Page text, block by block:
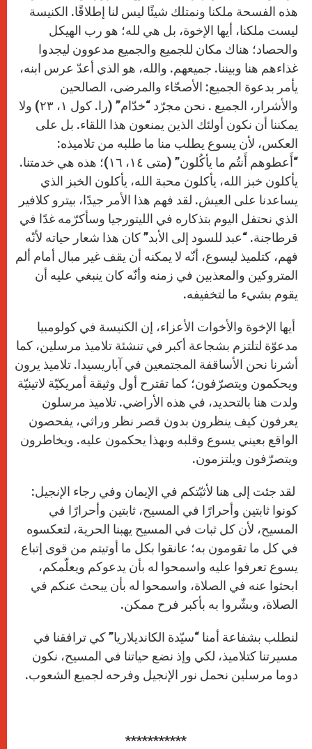
هذه الفسحة ملكنا ونمتلك شيئًا ليس لنا إطلاقًا. الكنيسة
ليست ملكنا، أيها الإخوة، بل هي لله؛ هو رب الهيكل
والحصاد؛ هناك مكان للجميع والجميع مدعوون ليجدوا
غذاءهم هنا وبيننا. جميعهم. والله، هو الذي أعدّ عرس ابنه،
يأمر بدعوة الجميع: الأصحّاء والمرضى، الصالحين
والأشرار، الجميع . نحن مجرّد “خدّام” (را. كول ۱، ۲۳) ولا
يمكننا أن نكون أولئك الذين يمنعون هذا اللقاء. بل على
العكس، لأن يسوع يطلب منا ما طلبه من تلاميذه:
“أَعطوهم أَنتُم ما يأكُلون” (متى ۱٤، ۱٦)؛ هذه هي خدمتنا.
يأكلون خبز الله، يأكلون محبة الله، يأكلون الخبز الذي
يساعدنا على العيش. لقد فهم هذا الأمر جيدًا، بيترو كلافير
الذي نحتفل اليوم بتذكاره في الليتورجيا وسأكرّمه غدًا في
قرطاجنة. “عبد للسود إلى الأبد” كان هذا شعار حياته لأنّه
فهم، كتلميذ ليسوع، أنّه لا يمكنه أن يقف غير مبال أمام ألم
المتروكين والمعذبين في زمنه وأنّه كان ينبغي عليه أن
يقوم بشيء ما لتخفيفه.
أيها الإخوة والأخوات الأعزاء، إن الكنيسة في كولومبيا
مدعوّة لتلتزم بشجاعة أكبر في تنشئة تلاميذ مرسلين، كما
أشرنا نحن الأساقفة المجتمعين في آباريسيدا. تلاميذ يرون
ويحكمون ويتصرّفون؛ كما تقترح أول وثيقة أمريكيّة لاتينيّة
ولدت هنا بالتحديد، في هذه الأراضي. تلاميذ مرسلون
يعرفون كيف ينظرون بدون قصر نظر وراثي، يفحصون
الواقع بعيني يسوع وقلبه وبهذا يحكمون عليه. ويخاطرون
ويتصرّفون ويلتزمون.
لقد جئت إلى هنا لأثبّتكم في الإيمان وفي رجاء الإنجيل:
كونوا ثابتين وأحرارًا في المسيح، ثابتين وأحرارًا في
المسيح، لأن كل ثبات في المسيح يهبنا الحرية، لتعكسوه
في كل ما تقومون به؛ عانقوا بكل ما أوتيتم من قوى إتباع
يسوع تعرفوا عليه واسمحوا له بأن يدعوكم ويعلّمكم،
ابحثوا عنه في الصلاة، واسمحوا له بأن يبحث عنكم في
الصلاة، وبشّروا به بأكبر فرح ممكن.
لنطلب بشفاعة أمنا “سيّدة الكانديلاريا” كي ترافقنا في
مسيرتنا كتلاميذ، لكي وإذ نضع حياتنا في المسيح، نكون
دوما مرسلين نحمل نور الإنجيل وفرحه لجميع الشعوب.
***********